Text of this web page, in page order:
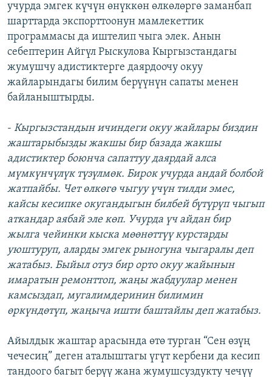
учурда эмгек күчүн өнүккөн өлкөлөргө заманбап
шарттарда экспорттоонун мамлекеттик
программасы да иштелип чыга элек. Анын
себептерин Айгүл Рыскулова Кыргызстандагы
жумушчу адистиктерге даярдоочу окуу
жайларындагы билим берүүнүн сапаты менен
байланыштырды.
- Кыргызстандын ичиндеги окуу жайлары биздин
жаштарыбызды жакшы бир базада жакшы
адистиктер боюнча сапаттуу даярдай алса
мүмкүнчүлүк түзүлмөк. Бирок учурда андай болбой
жатпайбы. Чет өлкөгө чыгуу үчүн тилди эмес,
кайсы кесипке окугандыгын билбей бүтүрүп чыгып
аткандар аябай эле көп. Учурда үч айдан бир
жылга чейинки кыска мөөнөттүү курстарды
уюштуруп, аларды эмгек рыногуна чыгаралы деп
жатабыз. Быйыл отуз бир орто окуу жайынын
имаратын ремонттоп, жаңы жабдуулар менен
камсыздап, мугалимдеринин билимин
өркүндөтүп, жаңыча ишти баштайлы деп жатабыз.
Айылдык жаштар арасында өтө турган “Сен өзүң
чечесиң” деген аталыштагы үгүт кербени да кесип
тандоого багыт берүү жана жумушсуздукту чечүү